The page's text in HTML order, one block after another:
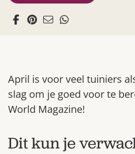
April is voor veel tuiniers
slag om je goed voor te
World Magazine!
Dit kun je